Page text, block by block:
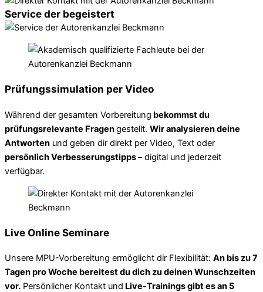
Service der begeistert
Prüfungssimulation per Video
Während der gesamten Vorbereitung bekommst du
prüfungsrelevante Fragengestellt. Wir analysieren deine
Antworten und geben dir direkt per Video, Text oder
persönlich Verbesserungstipps– digital und jederzeit
verfügbar.
Live Online Seminare
Unsere MPU-Vorbereitung ermöglicht dir Flexibilität: An bis zu 7
Tagen pro Woche bereitest du dich zu deinen Wunschzeiten
vor. Persönlicher Kontakt und Live-Trainings gibt es an 5